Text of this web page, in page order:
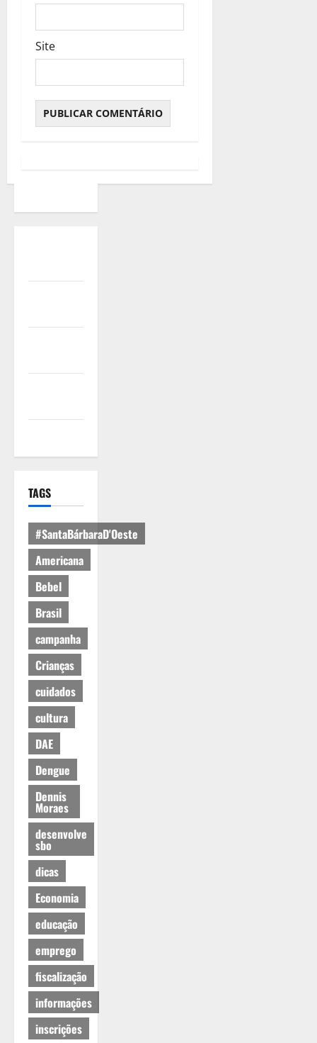
Site
TAGS
#SantaBárbaraD'Oeste
Americana
Bebel
Brasil
campanha
Crianças
cuidados
cultura
DAE
Dengue
Dennis
Moraes
desenvolve
sbo
dicas
Economia
educação
emprego
fiscalização
informações
inscrições